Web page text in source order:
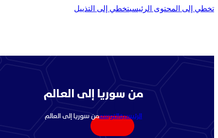
تخطي إلى المحتوى الرئيسيتخطي إلى التذييل
من سوريا إلى العالم
الرئيسيةالتوسعمن سوريا إلى العالم